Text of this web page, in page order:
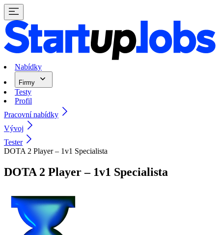
Nabídky
Firmy
Testy
Profil
Pracovní nabídky
Vývoj
Tester
DOTA 2 Player – 1v1 Specialista
DOTA 2 Player – 1v1 Specialista